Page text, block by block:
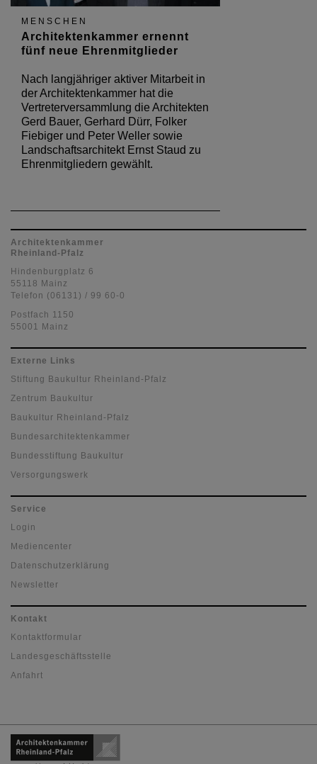
MENSCHEN
Architektenkammer ernennt
fünf neue Ehrenmitglieder
Nach langjähriger aktiver Mitarbeit in
der Architektenkammer hat die
Vertreterversammlung die Architekten
Gerd Bauer, Gerhard Dürr, Folker
Fiebiger und Peter Weller sowie
Landschaftsarchitekt Ernst Staud zu
Ehrenmitgliedern gewählt.
Architektenkammer
Rheinland-Pfalz
Hindenburgplatz 6
55118 Mainz
Telefon (06131) / 99 60-0
Postfach 1150
55001 Mainz
Externe Links
Stiftung Baukultur Rheinland-Pfalz
Zentrum Baukultur
Baukultur Rheinland-Pfalz
Bundesarchitektenkammer
Bundesstiftung Baukultur
Versorgungswerk
Service
Login
Mediencenter
Datenschutzerklärung
Newsletter
Kontakt
Kontaktformular
Landesgeschäftsstelle
Anfahrt